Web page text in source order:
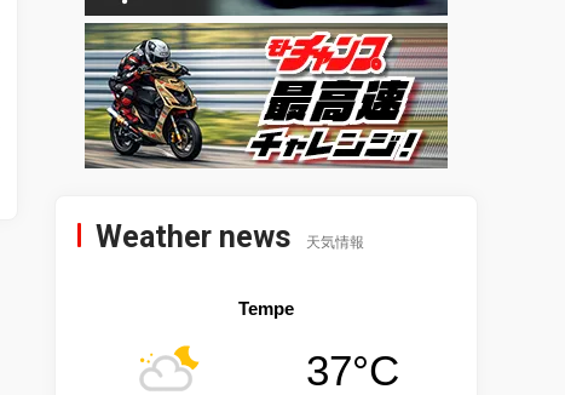
Weather news 天気情報
Tempe
37°C